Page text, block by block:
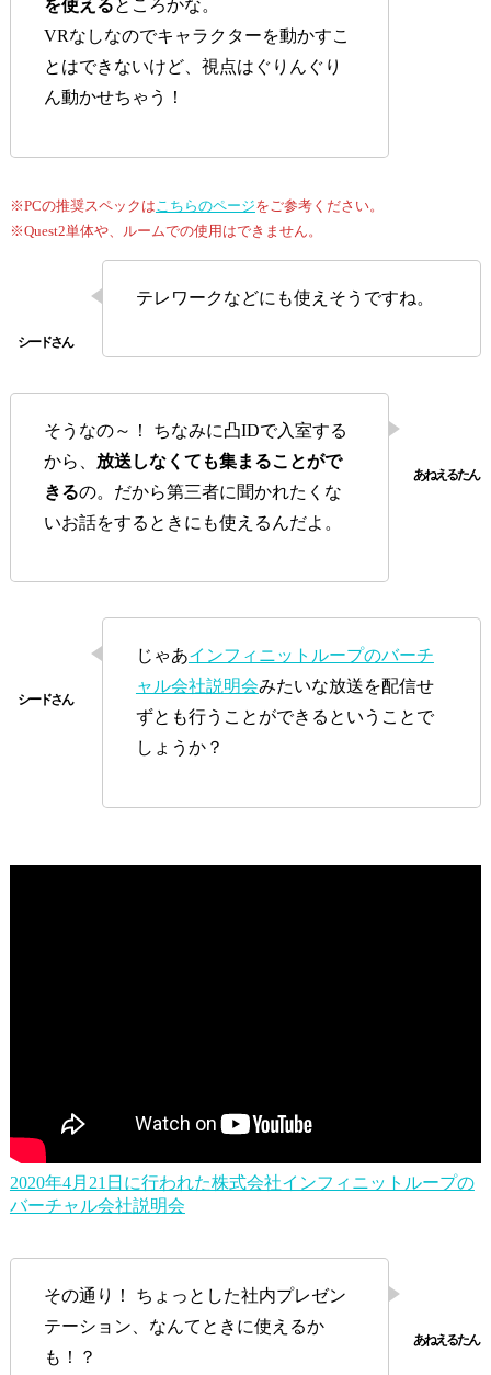
を使えるところかな。
VRなしなのでキャラクターを動かすこ
とはできないけど、視点はぐりんぐり
ん動かせちゃう！
※PCの推奨スペックは こちらのページをご参考ください。
※Quest2単体や、ルームでの使用はできません。
テレワークなどにも使えそうですね。
そうなの～！ ちなみに凸IDで入室する
から、 放送しなくても集まることがで
きるの。だから第三者に聞かれたくな
いお話をするときにも使えるんだよ。
じゃあインフィニットループのバーチ
ャル会社説明会みたいな放送を配信せ
ずとも行うことができるということで
しょうか？
2020年4月21日に行われた株式会社インフィニットループの
バーチャル会社説明会
その通り！ ちょっとした社内プレゼン
テーション、なんてときに使えるか
も！？